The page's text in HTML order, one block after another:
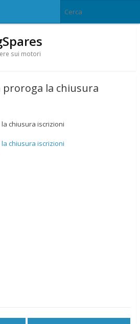
sui motori
proroga la chiusura
chiusura iscrizioni
chiusura iscrizioni